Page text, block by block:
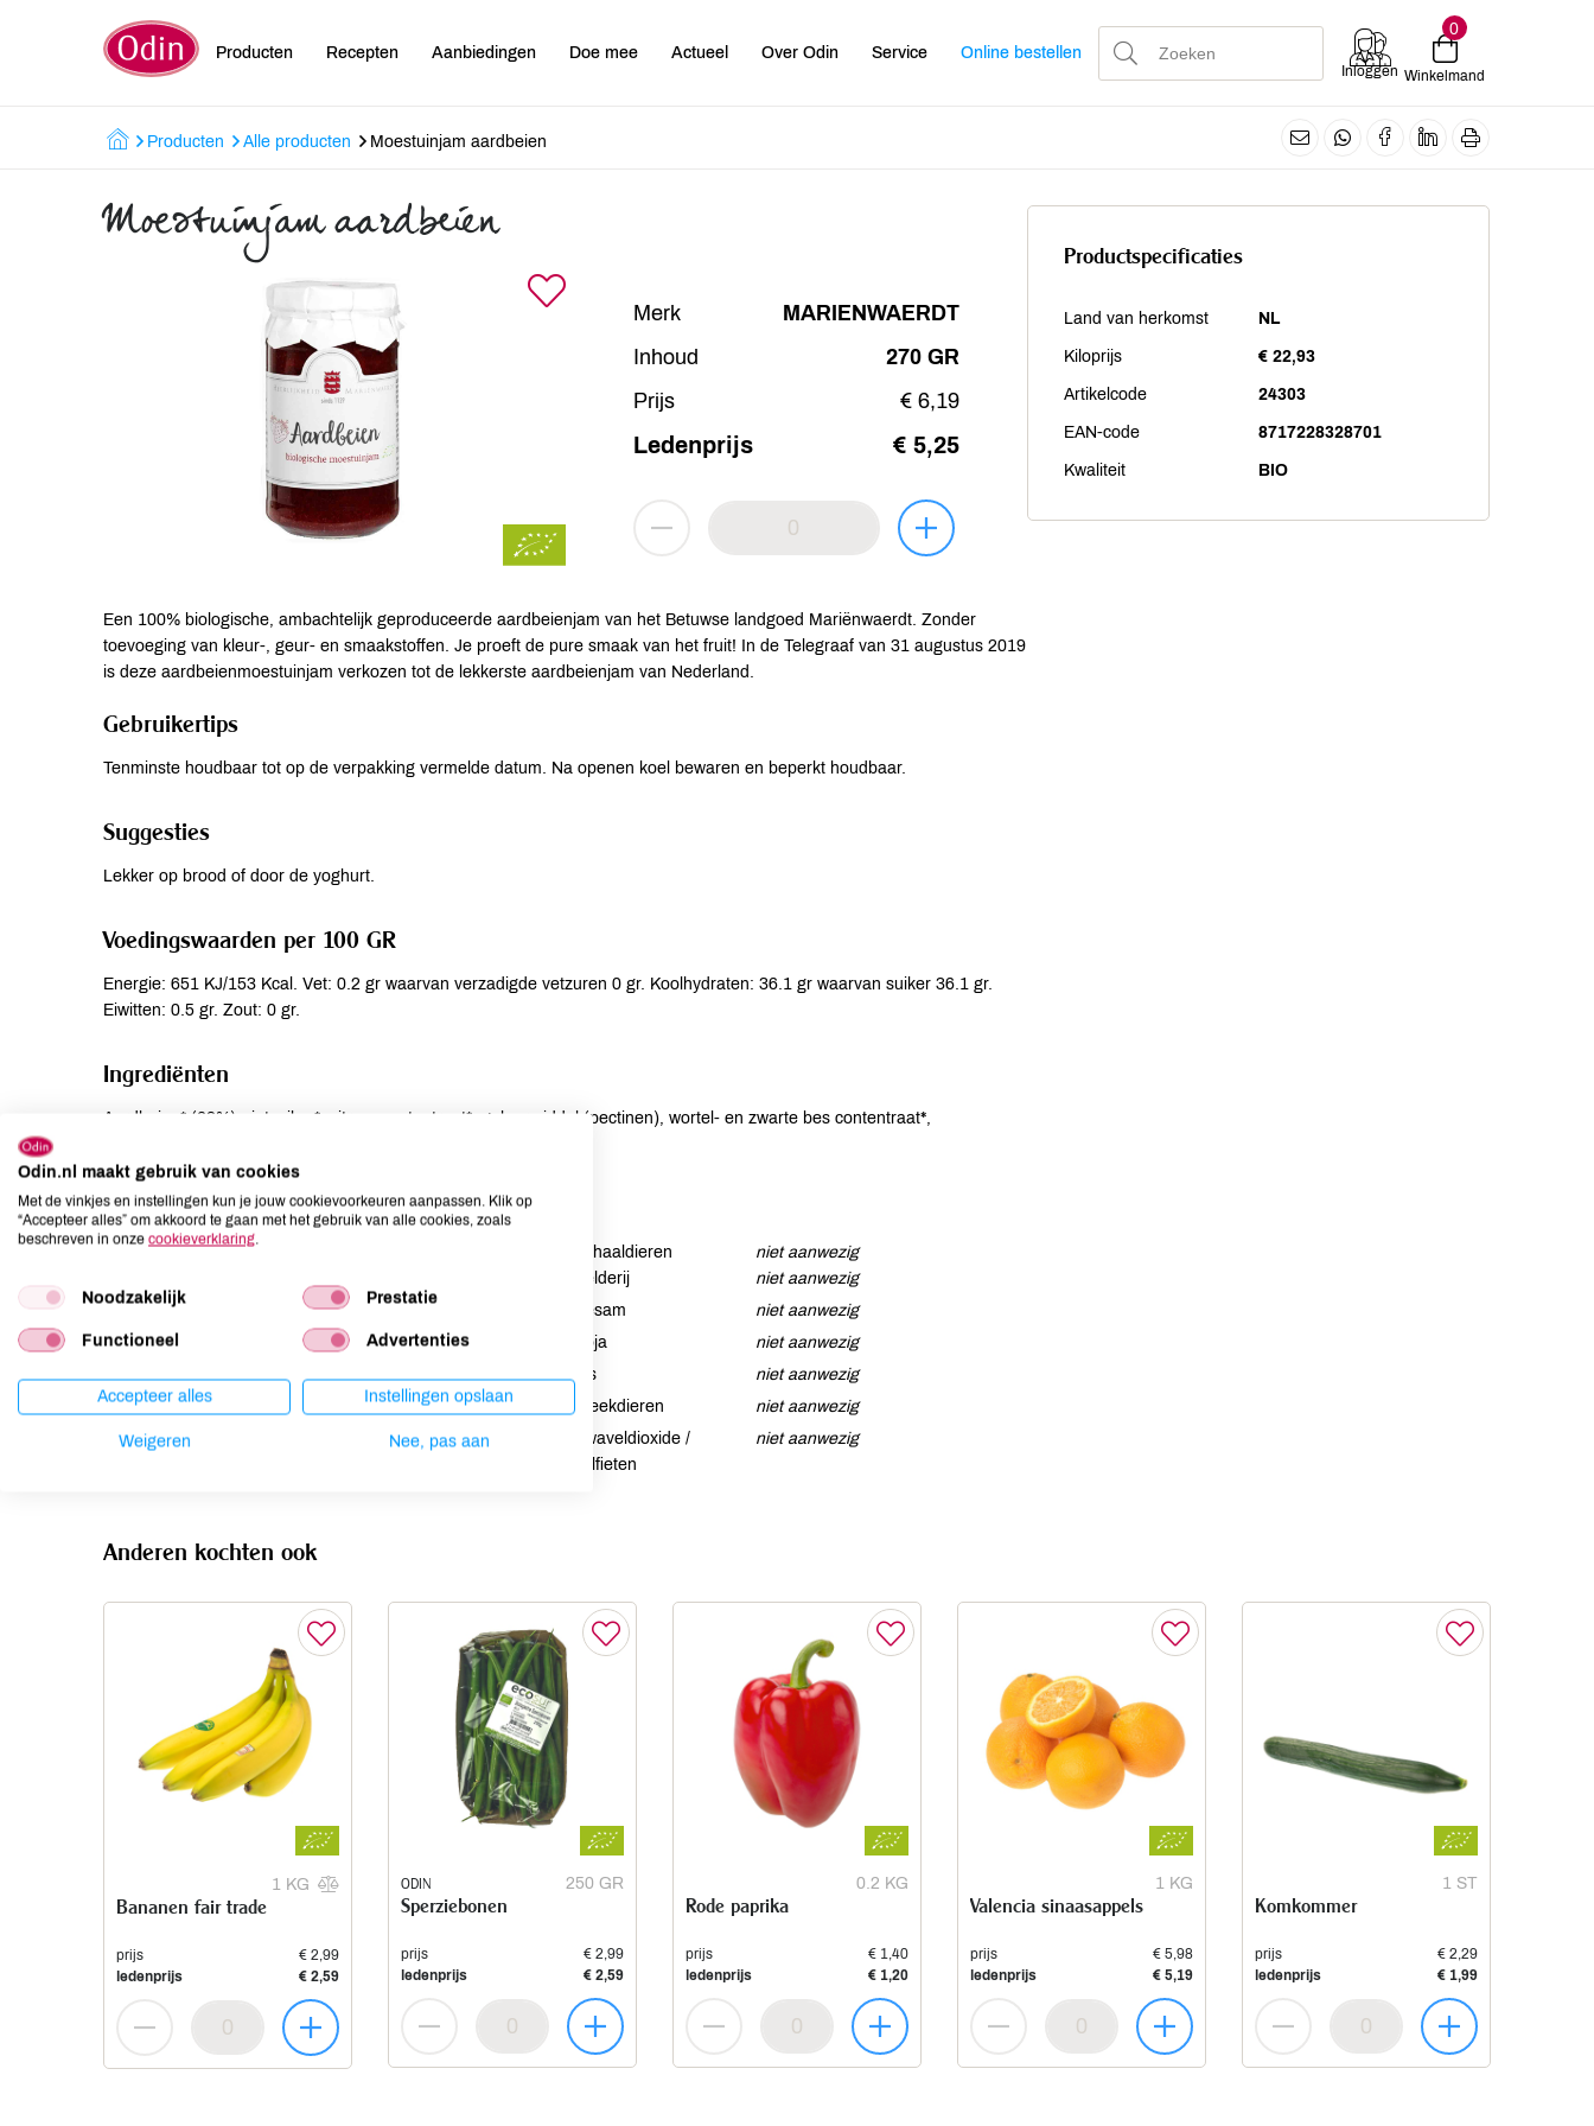
Producten Recepten Aanbiedingen Doe mee Actueel Over Odin Service Online bestellen
Inloggen
0
Winkelmand
Producten Alle producten Moestuinjam aardbeien
Moestuinjam aardbeien
Merk
MARIENWAERDT
Inhoud
270 GR
Prijs
€ 6,19
Ledenprijs € 5,25
Een 100% biologische, ambachtelijk geproduceerde aardbeienjam van het Betuwse landgoed Mariënwaerdt. Zonder
toevoeging van kleur-, geur- en smaakstoffen. Je proeft de pure smaak van het fruit! In de Telegraaf van 31 augustus 2019
is deze aardbeienmoestuinjam verkozen tot de lekkerste aardbeienjam van Nederland.
Gebruikertips
Tenminste houdbaar tot op de verpakking vermelde datum. Na openen koel bewaren en beperkt houdbaar.
Suggesties
Lekker op brood of door de yoghurt.
Voedingswaarden per 100 GR
Energie: 651 KJ/153 Kcal. Vet: 0.2 gr waarvan verzadigde vetzuren 0 gr. Koolhydraten: 36.1 gr waarvan suiker 36.1 gr.
Eiwitten: 0.5 gr. Zout: 0 gr.
Ingrediënten
Aardbeien* (68%), rietsuiker*, citroencontentraat*, geleermiddel (pectinen), wortel- en zwarte bes contentraat*,
Allergenen
Aardnoten
niet aanwezig
Lactose
niet aanwezig
Lupine
niet aanwezig
Mosterd
niet aanwezig
Noten
Schaaldieren
niet aanwezig
Selderij
niet aanwezig
Sesam
niet aanwezig
Soja
niet aanwezig
Vis
niet aanwezig
Weekdieren
niet aanwezig
Zwaveldioxide /
sulfieten
niet aanwezig
Productspecificaties
Land van herkomst NL
Kiloprijs € 22,93
Artikelcode 24303
EAN-code 8717228328701
Kwaliteit BIO
Anderen kochten ook
1 KG
Bananen fair trade
prijs
€ 2,99
ledenprijs
€ 2,59
ODIN 250 GR
Sperziebonen
prijs
€ 2,99
ledenprijs
€ 2,59
0.2 KG
Rode paprika
prijs
€ 1,40
ledenprijs
€ 1,20
1 KG
Valencia sinaasappels
prijs
€ 5,98
ledenprijs
€ 5,19
1 ST
Komkommer
prijs
€ 2,29
ledenprijs
€ 1,99
Odin.nl maakt gebruik van cookies
Met de vinkjes en instellingen kun je jouw cookievoorkeuren aanpassen. Klik op
“Accepteer alles” om akkoord te gaan met het gebruik van alle cookies, zoals
beschreven in onze cookieverklaring.
Noodzakelijk Prestatie
Functioneel Advertenties
Accepteer alles Instellingen opslaan
Weigeren Nee, pas aan